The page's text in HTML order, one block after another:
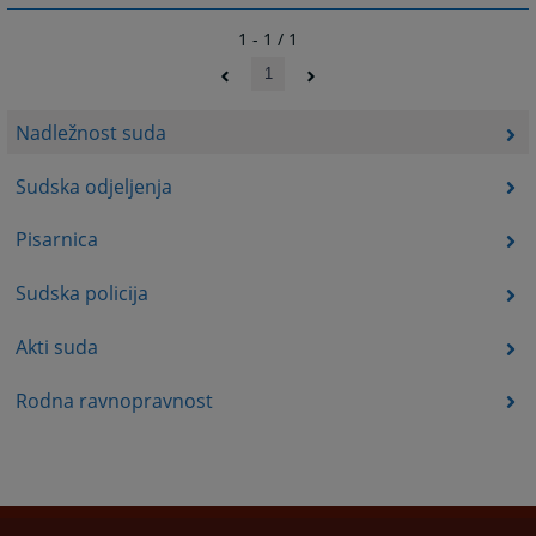
Nadležnost suda
Sudska odjeljenja
Pisarnica
Sudska policija
Akti suda
Rodna ravnopravnost
1 - 1 / 1
1